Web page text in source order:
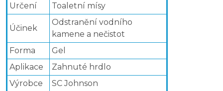
Určení
Toaletní mísy
Účinek
Odstranění vodního
kamene a nečistot
Forma
Gel
Aplikace
Zahnuté hrdlo
Výrobce
SC Johnson